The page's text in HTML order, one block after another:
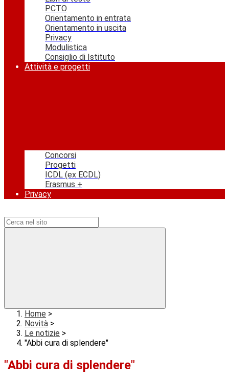
PCTO
Orientamento in entrata
Orientamento in uscita
Privacy
Modulistica
Consiglio di Istituto
Attività e progetti
Concorsi
Progetti
ICDL (ex ECDL)
Erasmus +
Privacy
Home >
Novità >
Le notizie >
"Abbi cura di splendere"
"Abbi cura di splendere"